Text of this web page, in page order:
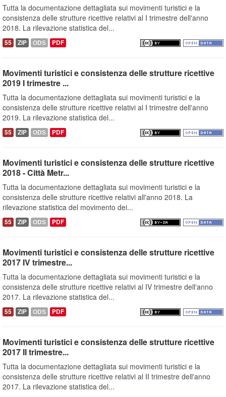
Tutta la documentazione dettagliata sui movimenti turistici e la
consistenza delle strutture ricettive relativi al I trimestre dell'anno
2018. La rilevazione statistica del...
55 ZIP ODS PDF
Movimenti turistici e consistenza delle strutture ricettive
2019 I trimestre ...
Tutta la documentazione dettagliata sui movimenti turistici e la
consistenza delle strutture ricettive relativi al I trimestre dell'anno
2019. La rilevazione statistica del...
55 ZIP ODS PDF
Movimenti turistici e consistenza delle strutture ricettive
2018 - Città Metr...
Tutta la documentazione dettagliata sui movimenti turistici e la
consistenza delle strutture ricettive relativi all'anno 2018. La
rilevazione statistica del movimento dei...
55 ZIP ODS PDF
Movimenti turistici e consistenza delle strutture ricettive
2017 IV trimestre...
Tutta la documentazione dettagliata sui movimenti turistici e la
consistenza delle strutture ricettive relativi al IV trimestre dell'anno
2017. La rilevazione statistica del...
55 ZIP ODS PDF
Movimenti turistici e consistenza delle strutture ricettive
2017 II trimestre...
Tutta la documentazione dettagliata sui movimenti turistici e la
consistenza delle strutture ricettive relativi al II trimestre dell'anno
2017. La rilevazione statistica del...